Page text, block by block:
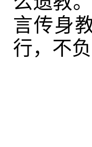
言传身
行，不